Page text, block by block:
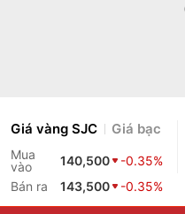
Giá vàng SJC Giá bạc
Mua
vào
140,500
-0.35%
Bán ra
143,500 -0.35%